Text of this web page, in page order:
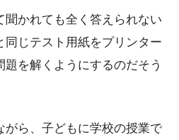
聞かれても全く答えられない
同じテスト用紙をプリンター
を解くようにするのだそう
がら、子どもに学校の授業で